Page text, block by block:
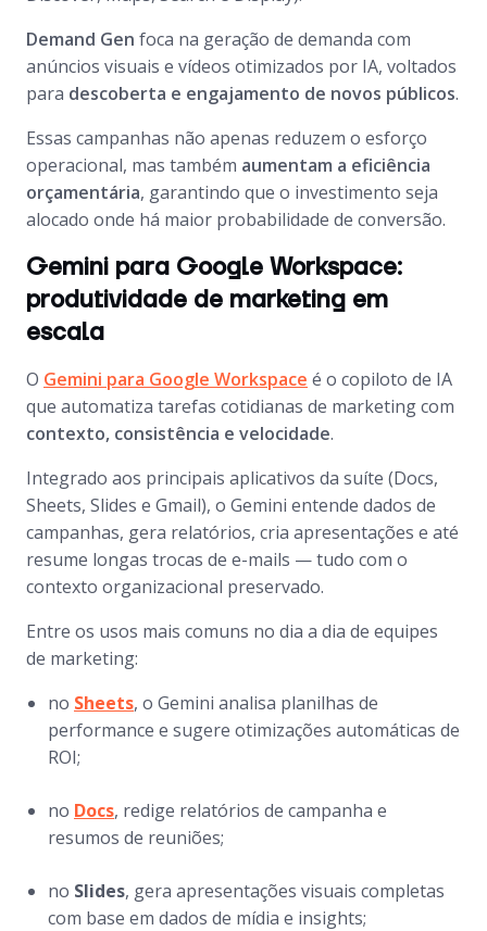
Demand Gen foca na geração de demanda com
anúncios visuais e vídeos otimizados por IA, voltados
para descoberta e engajamento de novos públicos.
Essas campanhas não apenas reduzem o esforço
operacional, mas também aumentam a eficiência
orçamentária, garantindo que o investimento seja
alocado onde há maior probabilidade de conversão.
Gemini para Google Workspace:
produtividade de marketing em
escala
O Gemini para Google Workspace é o copiloto de IA
que automatiza tarefas cotidianas de marketing com
contexto, consistência e velocidade.
Integrado aos principais aplicativos da suíte (Docs,
Sheets, Slides e Gmail), o Gemini entende dados de
campanhas, gera relatórios, cria apresentações e até
resume longas trocas de e-mails — tudo com o
contexto organizacional preservado.
Entre os usos mais comuns no dia a dia de equipes
de marketing:
no Sheets, o Gemini analisa planilhas de
performance e sugere otimizações automáticas de
ROI;
no Docs, redige relatórios de campanha e
resumos de reuniões;
no Slides, gera apresentações visuais completas
com base em dados de mídia e insights;